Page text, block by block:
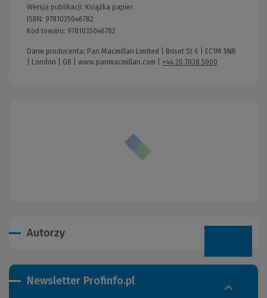
Wersja publikacji: Książka papier
ISBN: 9781035046782
Kod towaru: 9781035046782
Dane producenta: Pan Macmillan Limited | Briset St 6 | EC1M 5NR
| London | GB | www.panmacmillan.com +44 20 7038 5000
Autorzy
Newsletter Profinfo.pl